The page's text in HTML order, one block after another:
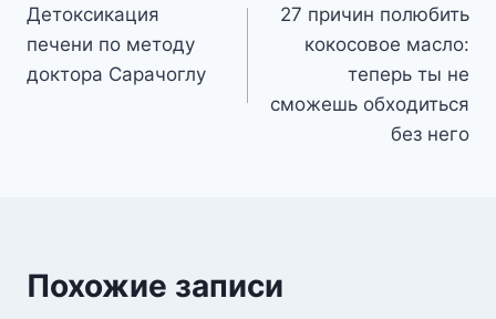
по
записям
Детоксикация
печени по методу
доктора Сарачоглу
27 причин полюбить
кокосовое масло:
теперь ты не
сможешь обходиться
без него
Похожие записи